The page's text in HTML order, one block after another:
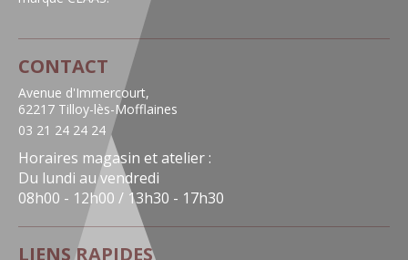
CONTACT
Avenue d'Immercourt,
62217 Tilloy-lès-Mofflaines
03 21 24 24 24
Horaires magasin et atelier :
Du lundi au vendredi
08h00 - 12h00 / 13h30 - 17h30
LIENS RAPIDES